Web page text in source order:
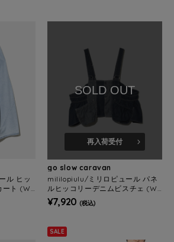
ル ヒッ
ート (W
SOLD OUT
再入荷受付
go slow caravan
mililopiulu/ミリロピュール パネ
ルヒッコリーデニムビスチェ (W
OMENS)
¥7,920 (税込)
SALE